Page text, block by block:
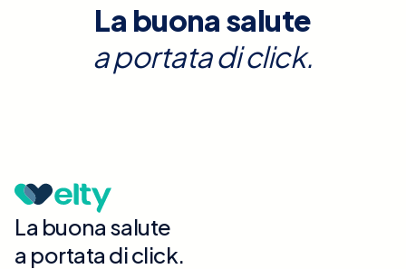
La buona salute
a portata di click.
La buona salute
a portata di click.